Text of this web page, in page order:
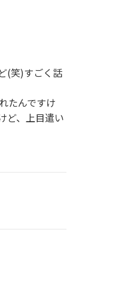
(笑)すごく話
たんですけ
ど、上目遣い